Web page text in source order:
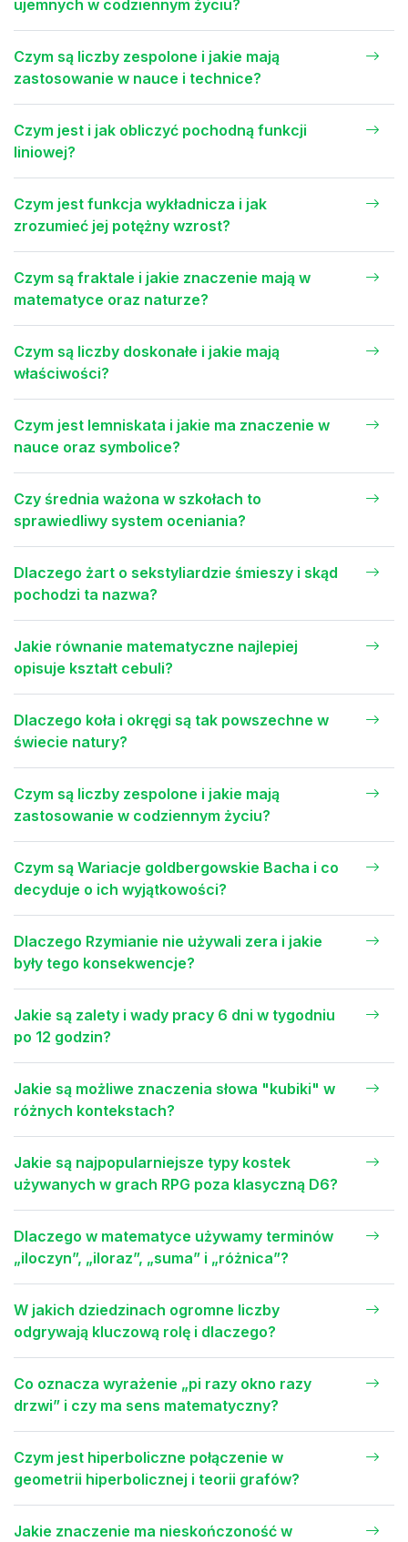
ujemnych w codziennym życiu?
Czym są liczby zespolone i jakie mają
zastosowanie w nauce i technice?
Czym jest i jak obliczyć pochodną funkcji
liniowej?
Czym jest funkcja wykładnicza i jak
zrozumieć jej potężny wzrost?
Czym są fraktale i jakie znaczenie mają w
matematyce oraz naturze?
Czym są liczby doskonałe i jakie mają
właściwości?
Czym jest lemniskata i jakie ma znaczenie w
nauce oraz symbolice?
Czy średnia ważona w szkołach to
sprawiedliwy system oceniania?
Dlaczego żart o sekstyliardzie śmieszy i skąd
pochodzi ta nazwa?
Jakie równanie matematyczne najlepiej
opisuje kształt cebuli?
Dlaczego koła i okręgi są tak powszechne w
świecie natury?
Czym są liczby zespolone i jakie mają
zastosowanie w codziennym życiu?
Czym są Wariacje goldbergowskie Bacha i co
decyduje o ich wyjątkowości?
Dlaczego Rzymianie nie używali zera i jakie
były tego konsekwencje?
Jakie są zalety i wady pracy 6 dni w tygodniu
po 12 godzin?
Jakie są możliwe znaczenia słowa "kubiki" w
różnych kontekstach?
Jakie są najpopularniejsze typy kostek
używanych w grach RPG poza klasyczną D6?
Dlaczego w matematyce używamy terminów
„iloczyn”, „iloraz”, „suma” i „różnica”?
W jakich dziedzinach ogromne liczby
odgrywają kluczową rolę i dlaczego?
Co oznacza wyrażenie „pi razy okno razy
drzwi” i czy ma sens matematyczny?
Czym jest hiperboliczne połączenie w
geometrii hiperbolicznej i teorii grafów?
Jakie znaczenie ma nieskończoność w